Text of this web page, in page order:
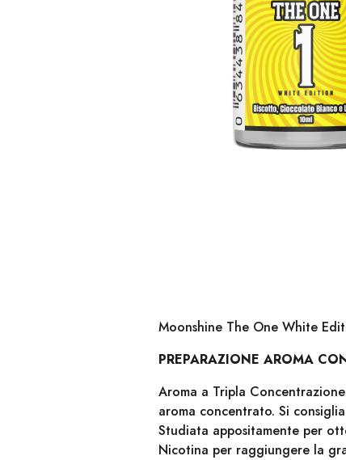
Moonshine The One White
PREPARAZIONE AROMA
Aroma a Tripla
aroma concentrato. Si
Studiata appositamente per
Nicotina per raggiungere la